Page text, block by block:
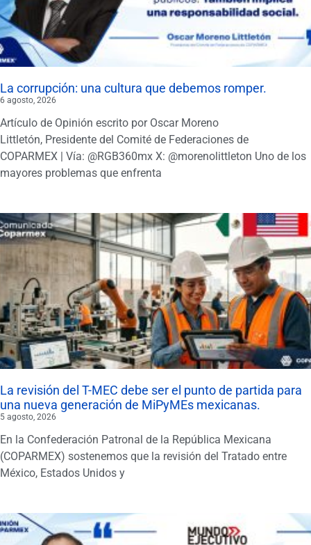
La corrupción: una cultura que debemos romper.
6 agosto, 2026
Artículo de Opinión escrito por Oscar Moreno
Littletón, Presidente del Comité de Federaciones de
COPARMEX | Vía: @RGB360mx X: @morenolittleton Uno de los
mayores problemas que enfrenta
La revisión del T-MEC debe ser el punto de partida para
una nueva generación de MiPyMEs mexicanas.
5 agosto, 2026
En la Confederación Patronal de la República Mexicana
(COPARMEX) sostenemos que la revisión del Tratado entre
México, Estados Unidos y